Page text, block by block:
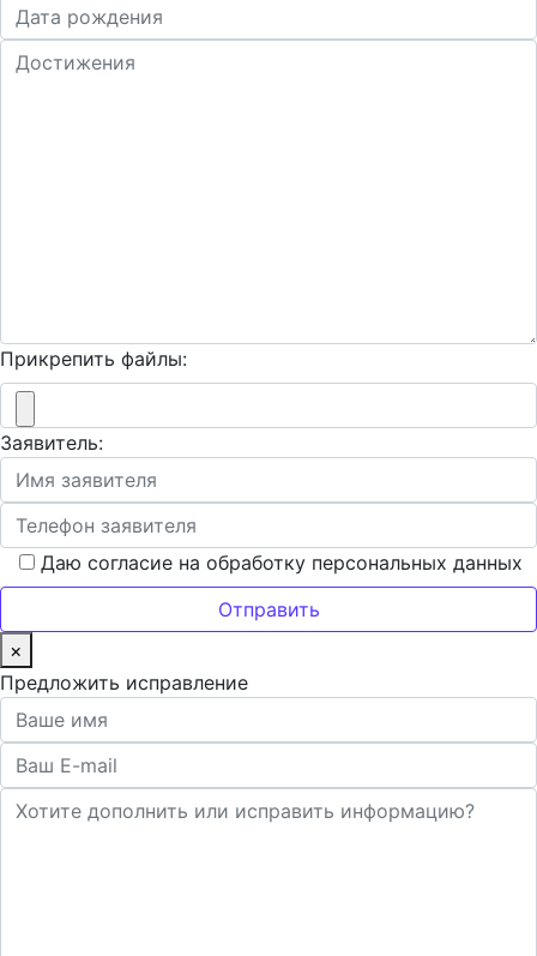
Прикрепить файлы:
Заявитель:
Даю согласие на обработку персональных данных
×
Предложить исправление